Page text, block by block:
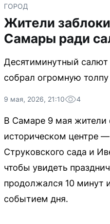
ГОРОД
Жители
Самары ради
Десятиминутный
собрал огромную
9 мая, 2026, 21:10 4
В Самаре 9 мая жители
историческом центре
Струковского сада и
чтобы увидеть
продолжался 10 минут
событием дня.